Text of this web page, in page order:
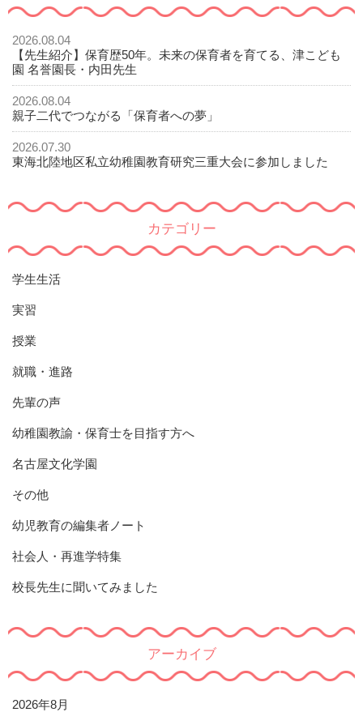
2026.08.04
【先生紹介】保育歴50年。未来の保育者を育てる、津こども
園 名誉園長・内田先生
2026.08.04
親子二代でつながる「保育者への夢」
2026.07.30
東海北陸地区私立幼稚園教育研究三重大会に参加しました
カテゴリー
学生生活
実習
授業
就職・進路
先輩の声
幼稚園教諭・保育士を目指す方へ
名古屋文化学園
その他
幼児教育の編集者ノート
社会人・再進学特集
校長先生に聞いてみました
アーカイブ
2026年8月